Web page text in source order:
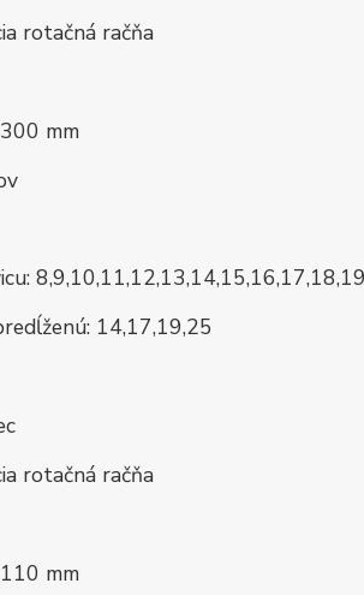
rotačná račňa
mm
14,17,19,25
rotačná račňa
mm